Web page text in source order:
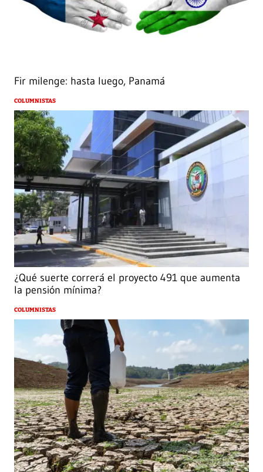
Fir milenge: hasta luego, Panamá
COLUMNISTAS
¿Qué suerte correrá el proyecto 491 que aumenta
la pensión mínima?
COLUMNISTAS